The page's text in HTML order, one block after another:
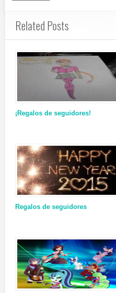
Related Posts
¡Regalos de seguidores!
Regalos de seguidores